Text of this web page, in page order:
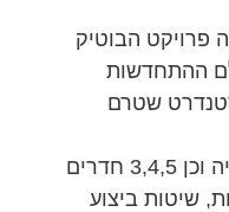
פרויקט הבוטיק
ההתחדשות
שטרם
דירות גן 5 חדרים עם בריכת שחייה וכן 3,4,5 חדרים
שיטות ביצוע